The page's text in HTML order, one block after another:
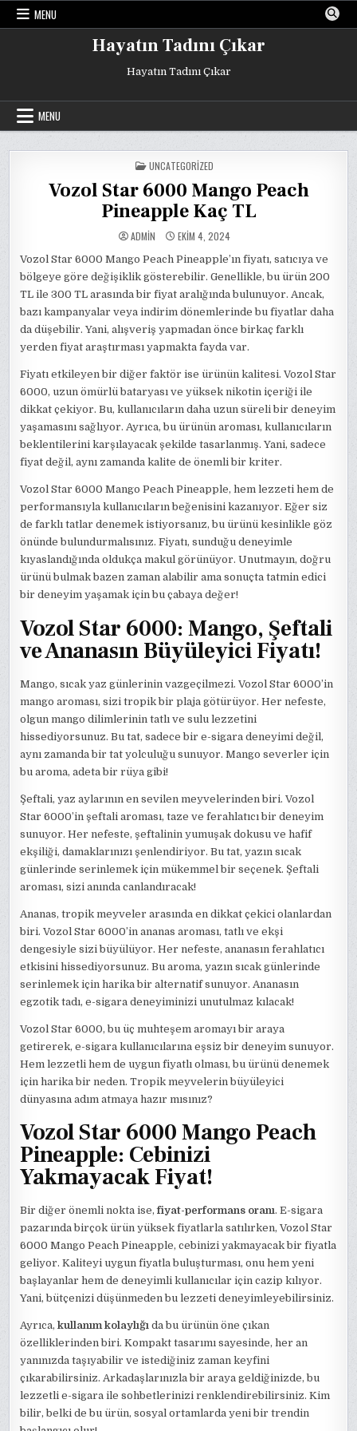
Skip
MENU
Hayatın Tadını Çıkar
Hayatın Tadını Çıkar
MENU
POSTED
IN
UNCATEGORIZED
Vozol Star 6000 Mango Peach
Pineapple Kaç TL
ADMIN EKIM 4, 2024
Vozol Star 6000 Mango Peach Pineapple’ın fiyatı, satıcıya ve
bölgeye göre değişiklik gösterebilir. Genellikle, bu ürün 200
TL ile 300 TL arasında bir fiyat aralığında bulunuyor. Ancak,
bazı kampanyalar veya indirim dönemlerinde bu fiyatlar daha
da düşebilir. Yani, alışveriş yapmadan önce birkaç farklı
yerden fiyat araştırması yapmakta fayda var.
Fiyatı etkileyen bir diğer faktör ise ürünün kalitesi. Vozol Star
6000, uzun ömürlü bataryası ve yüksek nikotin içeriği ile
dikkat çekiyor. Bu, kullanıcıların daha uzun süreli bir deneyim
yaşamasını sağlıyor. Ayrıca, bu ürünün aroması, kullanıcıların
beklentilerini karşılayacak şekilde tasarlanmış. Yani, sadece
fiyat değil, aynı zamanda kalite de önemli bir kriter.
Vozol Star 6000 Mango Peach Pineapple, hem lezzeti hem de
performansıyla kullanıcıların beğenisini kazanıyor. Eğer siz
de farklı tatlar denemek istiyorsanız, bu ürünü kesinlikle göz
önünde bulundurmalısınız. Fiyatı, sunduğu deneyimle
kıyaslandığında oldukça makul görünüyor. Unutmayın, doğru
ürünü bulmak bazen zaman alabilir ama sonuçta tatmin edici
bir deneyim yaşamak için bu çabaya değer!
Vozol Star 6000: Mango, Şeftali
ve Ananasın Büyüleyici Fiyatı!
Mango, sıcak yaz günlerinin vazgeçilmezi. Vozol Star 6000’in
mango aroması, sizi tropik bir plaja götürüyor. Her nefeste,
olgun mango dilimlerinin tatlı ve sulu lezzetini
hissediyorsunuz. Bu tat, sadece bir e-sigara deneyimi değil,
aynı zamanda bir tat yolculuğu sunuyor. Mango severler için
bu aroma, adeta bir rüya gibi!
Şeftali, yaz aylarının en sevilen meyvelerinden biri. Vozol
Star 6000’in şeftali aroması, taze ve ferahlatıcı bir deneyim
sunuyor. Her nefeste, şeftalinin yumuşak dokusu ve hafif
ekşiliği, damaklarınızı şenlendiriyor. Bu tat, yazın sıcak
günlerinde serinlemek için mükemmel bir seçenek. Şeftali
aroması, sizi anında canlandıracak!
Ananas, tropik meyveler arasında en dikkat çekici olanlardan
biri. Vozol Star 6000’in ananas aroması, tatlı ve ekşi
dengesiyle sizi büyülüyor. Her nefeste, ananasın ferahlatıcı
etkisini hissediyorsunuz. Bu aroma, yazın sıcak günlerinde
serinlemek için harika bir alternatif sunuyor. Ananasın
egzotik tadı, e-sigara deneyiminizi unutulmaz kılacak!
Vozol Star 6000, bu üç muhteşem aromayı bir araya
getirerek, e-sigara kullanıcılarına eşsiz bir deneyim sunuyor.
Hem lezzetli hem de uygun fiyatlı olması, bu ürünü denemek
için harika bir neden. Tropik meyvelerin büyüleyici
dünyasına adım atmaya hazır mısınız?
Vozol Star 6000 Mango Peach
Pineapple: Cebinizi
Yakmayacak Fiyat!
Bir diğer önemli nokta ise,fiyat-performans oranı. E-sigara
pazarında birçok ürün yüksek fiyatlarla satılırken, Vozol Star
6000 Mango Peach Pineapple, cebinizi yakmayacak bir fiyatla
geliyor. Kaliteyi uygun fiyatla buluşturması, onu hem yeni
başlayanlar hem de deneyimli kullanıcılar için cazip kılıyor.
Yani, bütçenizi düşünmeden bu lezzeti deneyimleyebilirsiniz.
Ayrıca,kullanım kolaylığı da bu ürünün öne çıkan
özelliklerinden biri. Kompakt tasarımı sayesinde, her an
yanınızda taşıyabilir ve istediğiniz zaman keyfini
çıkarabilirsiniz. Arkadaşlarınızla bir araya geldiğinizde, bu
lezzetli e-sigara ile sohbetlerinizi renklendirebilirsiniz. Kim
bilir, belki de bu ürün, sosyal ortamlarda yeni bir trendin